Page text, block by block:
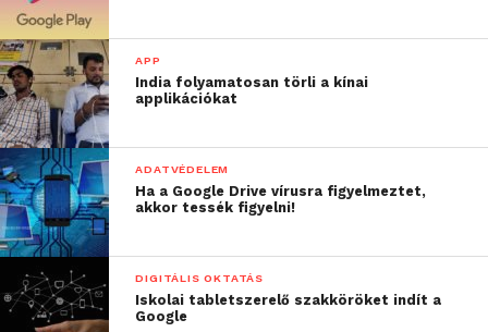
APP
India folyamatosan törli a kínai
applikációkat
ADATVÉDELEM
Ha a Google Drive vírusra figyelmeztet,
akkor tessék figyelni!
DIGITÁLIS OKTATÁS
Iskolai tabletszerelő szakköröket indít a
Google